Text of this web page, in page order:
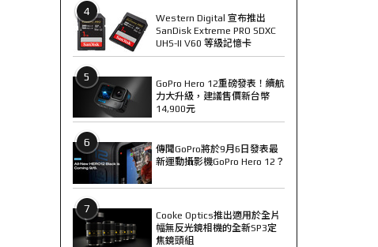
4
Western Digital 宣布推出
SanDisk Extreme PRO SDXC
UHS-II V60 等級記憶卡
5
GoPro Hero 12重磅發表！續航
力大升級，建議售價新台幣
14,900元
6
傳聞GoPro將於9月6日發表最
新運動攝影機GoPro Hero 12？
7
Cooke Optics推出適用於全片
幅無反光鏡相機的全新SP3定
焦鏡頭組